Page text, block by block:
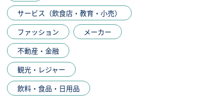
サービス（飲食店・教育・小売）
ファッション
メーカー
不動産・金融
観光・レジャー
飲料・食品・日用品